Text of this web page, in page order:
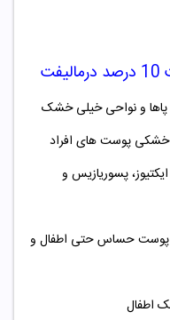
و نواحی خیلی خشک
خشکی پوست های افراد
پسوریازیس و
پوست حساس حتی اطفال و
اطفال